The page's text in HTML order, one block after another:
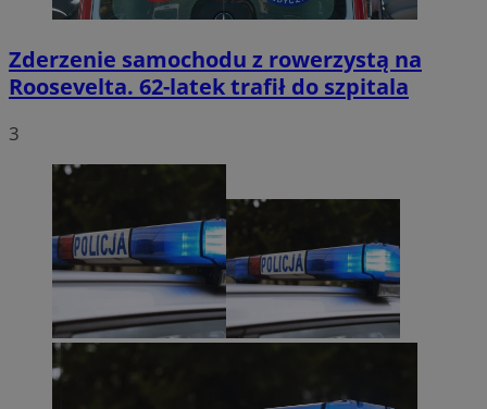
Zderzenie samochodu z rowerzystą na
Roosevelta. 62-latek trafił do szpitala
3